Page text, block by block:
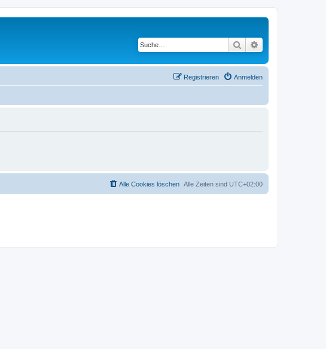
Suche
Anmelden
Registrieren
Alle Zeiten sind UTC+02:00
Alle Cookies löschen